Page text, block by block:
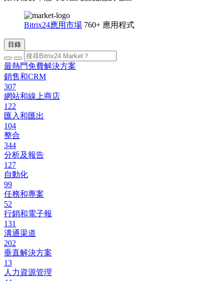
Bitrix24應用市場 760+ 應用程式
目錄
最熱門免費解決方案
銷售和CRM
307
網站和線上商店
122
匯入和匯出
104
整合
344
分析及報告
127
自動化
99
任務和專案
52
行銷和電子報
131
溝通渠道
202
垂直解決方案
13
人力資源管理